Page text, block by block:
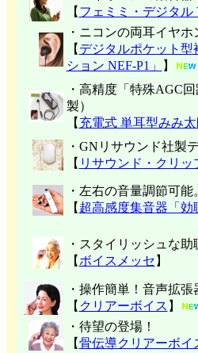
【 フェミミ・デジタル
・ニコンの両耳イヤホ
【 デジタルポケット型
ション NEF-P1」
】
・高精度「特殊AGC
製）
【 充電式 単耳型みみ
・GNリサウンド社製
【 リサウンド・クリッ
・左右の音量調節可能
【 超高感度集音器「効
・スタイリッシュな助
【 ボイスメッセ 】
・操作簡単！音声拡張
【 クリアーボイス 】
・待望の登場！
【骨伝導クリアーボイ